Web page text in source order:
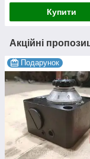
Купити
Акційні
Подарунок